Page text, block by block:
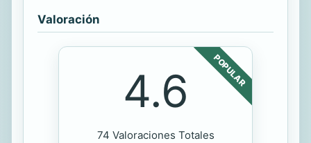
Valoración
POPULAR
4.6
74 Valoraciones Totales